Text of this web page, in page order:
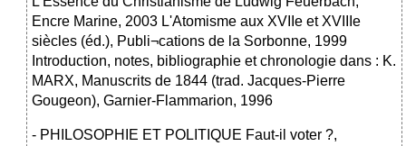
Encre Marine, 2003 L'Atomisme aux XVIIe et XVIIIe
siècles (éd.), Publi¬cations de la Sorbonne, 1999
Introduction, notes, bibliographie et chronologie dans : K.
MARX, Manuscrits de 1844 (trad. Jacques-Pierre
Gougeon), Garnier-Flammarion, 1996
- PHILOSOPHIE ET POLITIQUE Faut-il voter ?,